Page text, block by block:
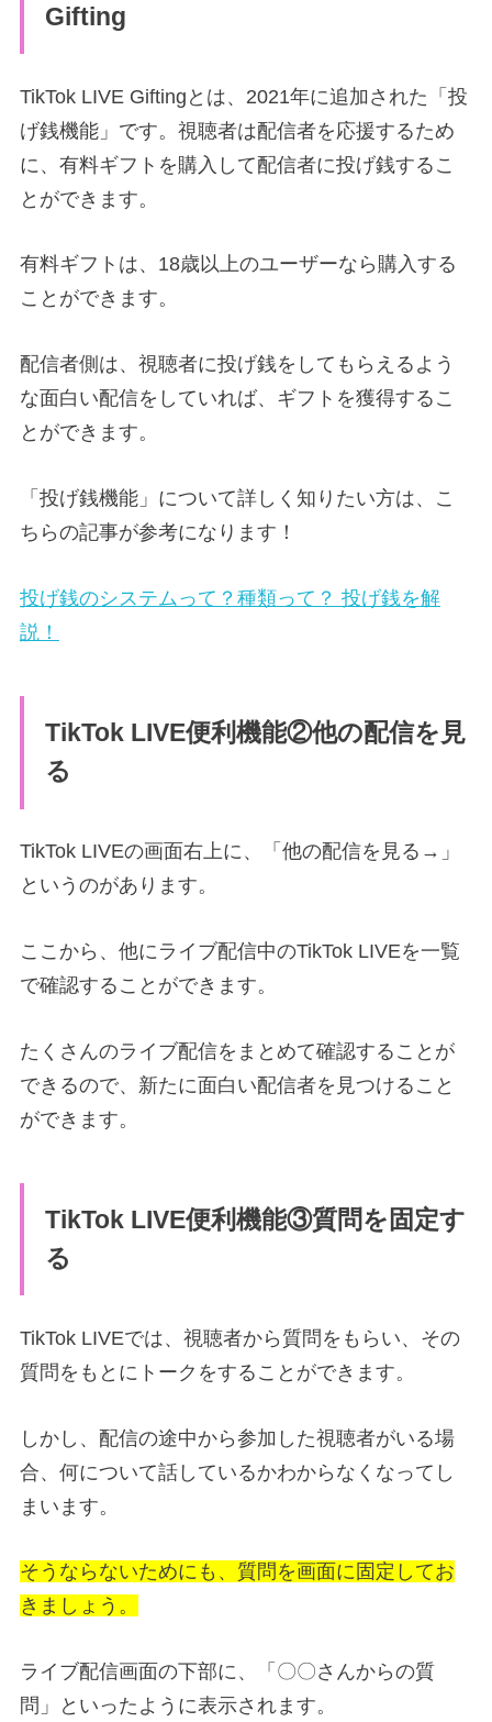
Gifting
TikTok LIVE Giftingとは、2021年に追加された「投
げ銭機能」です。視聴者は配信者を応援するため
に、有料ギフトを購入して配信者に投げ銭するこ
とができます。
有料ギフトは、18歳以上のユーザーなら購入する
ことができます。
配信者側は、視聴者に投げ銭をしてもらえるよう
な面白い配信をしていれば、ギフトを獲得するこ
とができます。
「投げ銭機能」について詳しく知りたい方は、こ
ちらの記事が参考になります！
投げ銭のシステムって？種類って？ 投げ銭を解
説！
TikTok LIVE便利機能②他の配信を見
る
TikTok LIVEの画面右上に、「他の配信を見る→」
というのがあります。
ここから、他にライブ配信中のTikTok LIVEを一覧
で確認することができます。
たくさんのライブ配信をまとめて確認することが
できるので、新たに面白い配信者を見つけること
ができます。
TikTok LIVE便利機能③質問を固定す
る
TikTok LIVEでは、視聴者から質問をもらい、その
質問をもとにトークをすることができます。
しかし、配信の途中から参加した視聴者がいる場
合、何について話しているかわからなくなってし
まいます。
そうならないためにも、質問を画面に固定してお
きましょう。
ライブ配信画面の下部に、「〇〇さんからの質
問」といったように表示されます。